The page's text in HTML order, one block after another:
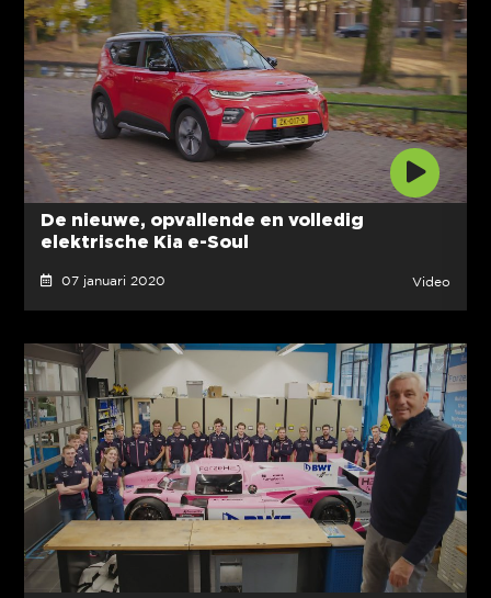
De nieuwe, opvallende en volledig
elektrische Kia e-Soul
07 januari 2020 Video